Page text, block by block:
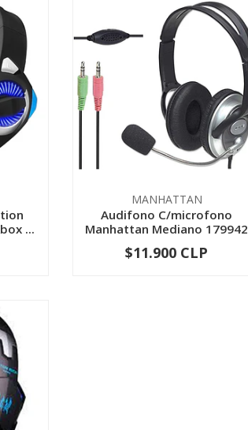
...
MANHATTAN
Audifono C/microfono
Manhattan Mediano 179942
+
$11.900 CLP